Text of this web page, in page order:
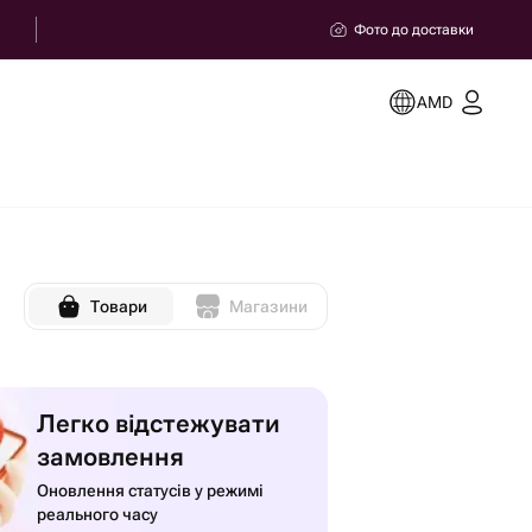
Фото до доставки
AMD
Товари Магазини
Легко відстежувати
замовлення
Оновлення статусів у режимі
реального часу